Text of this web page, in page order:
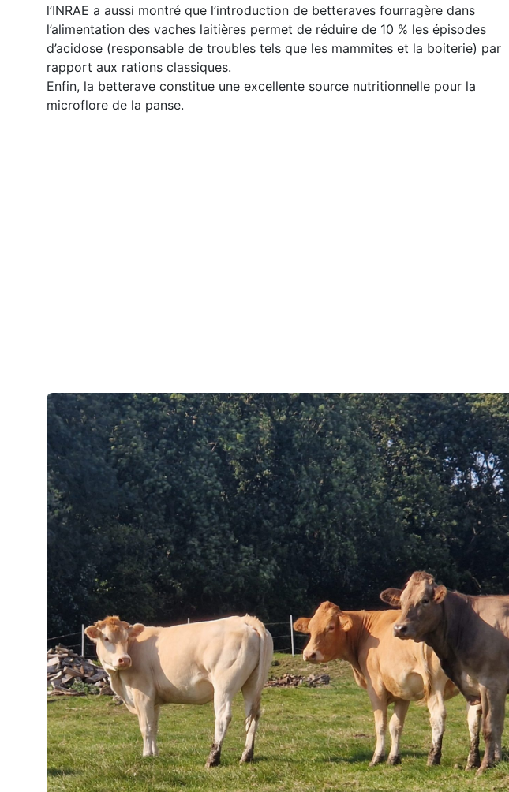
l’INRAE a aussi montré que l’introduction de betteraves fourragère dans
l’alimentation des vaches laitières permet de réduire de 10 % les épisodes
d’acidose (responsable de troubles tels que les mammites et la boiterie) par
rapport aux rations classiques.
Enfin, la betterave constitue une excellente source nutritionnelle pour la
microflore de la panse.